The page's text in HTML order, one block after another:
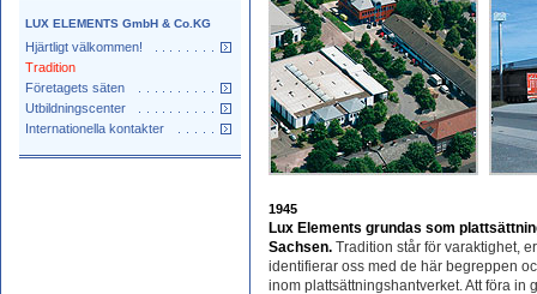
1945
Lux Elements grundas som
Sachsen. Tradition står för varaktighet,
identifierar oss med de här begreppen
inom plattsättningshantverket. Att föra in
LUX ELEMENTS GmbH & Co.KG
Hjärtligt välkommen!
Tradition
Företagets säten
Utbildningscenter
Internationella kontakter